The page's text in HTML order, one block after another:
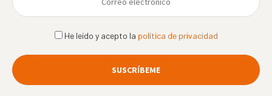
He leído y acepto la política de privacidad